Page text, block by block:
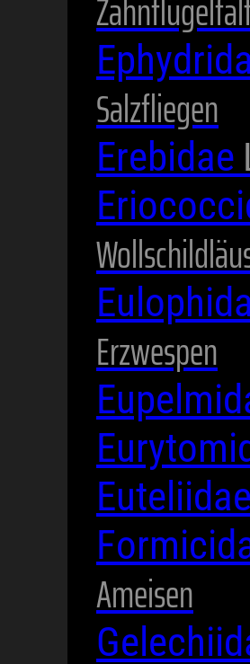
Salzfliegen
Erebidae
Erzwespen
Ameisen